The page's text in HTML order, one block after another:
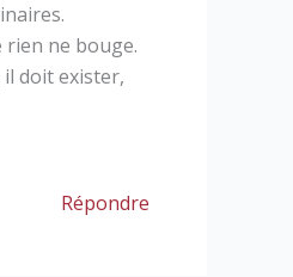
rien ne bouge.
doit exister,
Répondre